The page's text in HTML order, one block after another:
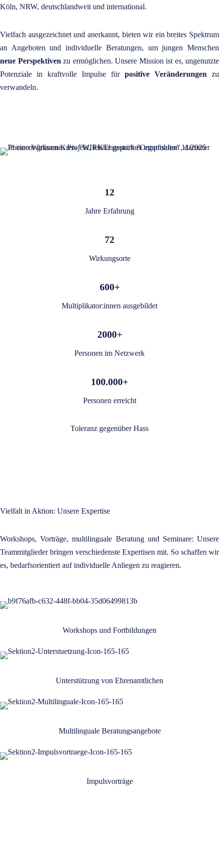
Köln, NRW, deutschlandweit und international.
Vielfach ausgezeichnet und anerkannt, bieten wir ein breites Spektrum
an Angeboten und individuelle Beratungen, um jungen Menschen
neue Perspektiven zu ermöglichen. Unsere Mission ist es, ungenutzte
Potenziale in kraftvolle Impulse für positive Veränderungen zu
verwandeln.
12
Jahre Erfahrung
72
Wirkungsorte
600+
Multiplikator:innen ausgebildet
2000+
Personen im Netzwerk
100.000+
Personen erreicht
Toleranz gegenüber Hass
Vielfalt in Aktion: Unsere Expertise
Workshops, Vorträge, multilinguale Beratung und Seminare: Unsere
Teammitglieder bringen verschiedenste Expertisen mit. So schaffen wir
es, bedarfsorientiert auf individuelle Anliegen zu reagieren.
Workshops und Fortbildungen
Unterstützung von Ehrenamtlichen
Multilinguale Beratungsangebote
Impulsvorträge